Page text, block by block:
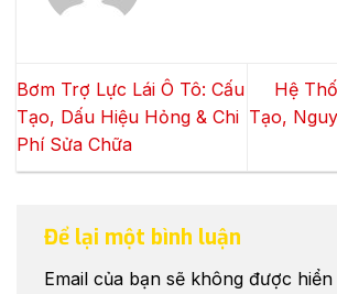
Bơm Trợ Lực Lái Ô Tô: Cấu
Tạo, Dấu Hiệu Hỏng & Chi
Phí Sửa Chữa
Hệ
Tạo,
Để lại một bình luận
Email của bạn sẽ không được